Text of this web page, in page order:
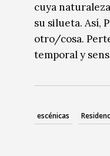
cuya
su silueta. Así,
otro/cosa.
temporal y
escénicas